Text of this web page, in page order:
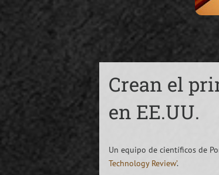
Crean el
en EE.UU.
Un equipo de científicos de
Technology Review’.